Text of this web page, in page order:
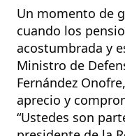
Un momento de
cuando los
acostumbrada y
Ministro de
Fernández
aprecio y
“Ustedes son